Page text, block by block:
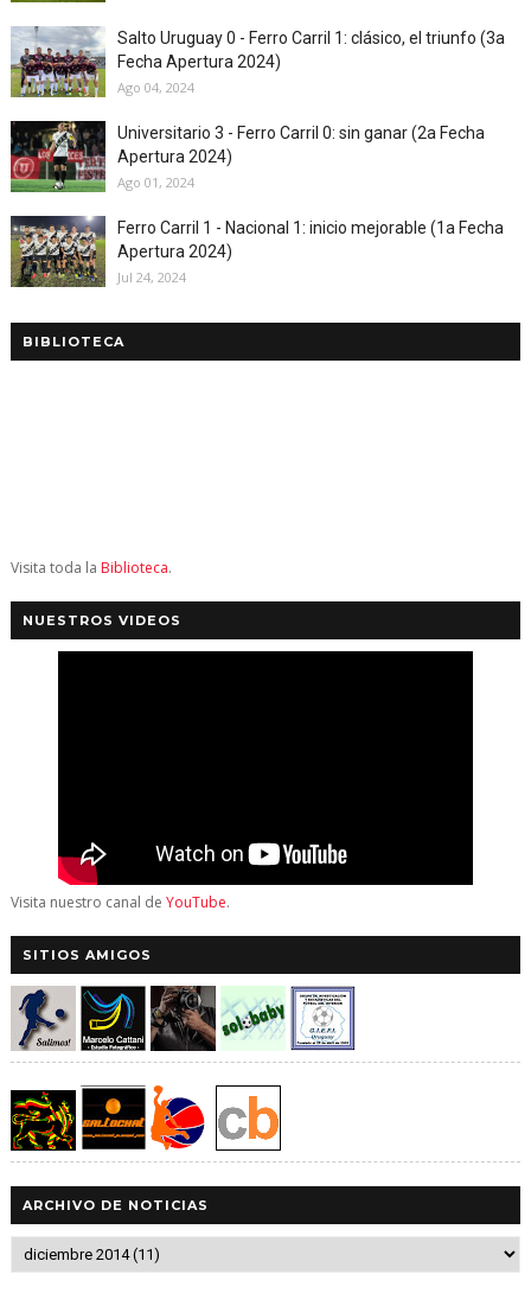
Salto Uruguay 0 - Ferro Carril 1: clásico, el triunfo (3a
Fecha Apertura 2024)
Ago 04, 2024
Universitario 3 - Ferro Carril 0: sin ganar (2a Fecha
Apertura 2024)
Ago 01, 2024
Ferro Carril 1 - Nacional 1: inicio mejorable (1a Fecha
Apertura 2024)
Jul 24, 2024
BIBLIOTECA
Visita toda la Biblioteca.
NUESTROS VIDEOS
Visita nuestro canal de YouTube.
SITIOS AMIGOS
ARCHIVO DE NOTICIAS